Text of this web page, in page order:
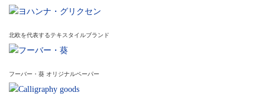
北欧を代表するテキスタイルブランド
フーバー・葵 オリジナルペーパー